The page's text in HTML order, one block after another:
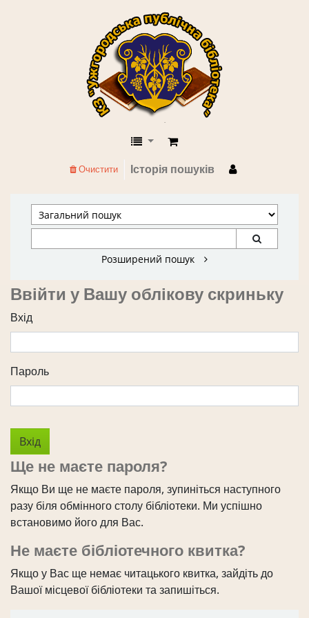
КЗ "Ужгородська публічна
Історія пошуків
Очистити
Розширений пошук
Ввійти у Вашу облікову скриньку
Вхід
Пароль
Ще не маєте пароля?
Якщо Ви ще не маєте пароля, зупиніться наступного
разу біля обмінного столу бібліотеки. Ми успішно
встановимо його для Вас.
Не маєте бібліотечного квитка?
Якщо у Вас ще немає читацького квитка, зайдіть до
Вашої місцевої бібліотеки та запишіться.